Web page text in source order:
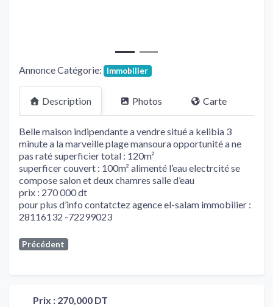
Annonce Catégorie: Immobilier
Description Photos Carte
Belle maison indipendante a vendre situé a kelibia 3
minute a la marveille plage mansoura opportunité a ne
pas raté superficier total : 120m²
superficer couvert : 100m² alimenté l’eau electrcité se
compose salon et deux chamres salle d’eau
prix : 270 000 dt
pour plus d’info contatctez agence el-salam immobilier :
28116132 -72299023
Précédent
Prix : 270,000 DT